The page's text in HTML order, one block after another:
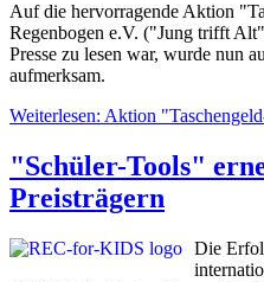
Auf die hervorragende Aktion
Regenbogen e.V. ("Jung trifft
Presse zu lesen war, wurde nun
aufmerksam.
Weiterlesen: Aktion
"Schüler-Tools"
Preisträgern
Die